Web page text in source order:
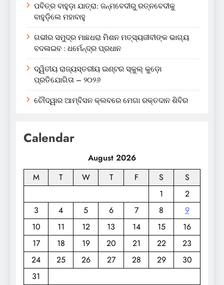
ପବିତ୍ର ବାହୁଡ଼ା ଯାତ୍ରା: ଜନ୍ମବେଦୀରୁ ରତ୍ନବେଦୀକୁ
ବାହୁଡ଼ିଲେ ମହାବାହୁ
ଗଭୀର ସମୁଦ୍ର ମାଛଧରା ମିଶନ ମତ୍ସ୍ୟଜୀବୀଙ୍କ ଭାଗ୍ୟ
ବଦଳାଇବ : ଧର୍ମେନ୍ଦ୍ର ପ୍ରଧାନ
ଦ୍ୱିତୀୟ ରାଜ୍ୟସ୍ତରୀୟ ଇଣ୍ଟର ସ୍କୁଲ୍ କୁଡ଼ୋ
ପ୍ରତିଯୋଗିତା – ୨୦୨୬
ଚୌଦ୍ୱାର ଆମ୍ବିସନ କ୍ଲବରେ ମେଗା ରକ୍ତଦାନ ଶିବିର
Calendar
August 2026
M
T W T F S
S
1
2
3
4 5 6 7 8
9
10
11 12 13 14 15
16
17
18 19 20 21 22
23
24
25 26 27 28 29
30
31